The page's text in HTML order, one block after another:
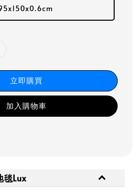
立即購買
加入購物車
毯Lux